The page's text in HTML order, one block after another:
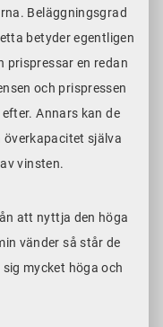
Beläggningsgrad
betyder egentligen
prispressar en redan
och prispressen
Annars kan de
överkapacitet själva
vinsten.
att nyttja den höga
vänder så står de
mycket höga och